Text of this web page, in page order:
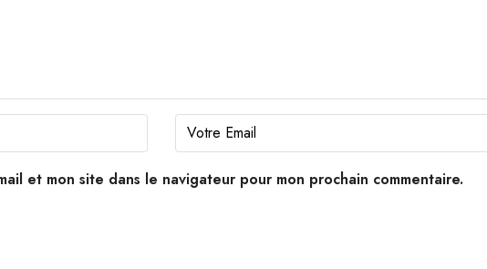
et mon site dans le navigateur pour mon prochain commentaire.